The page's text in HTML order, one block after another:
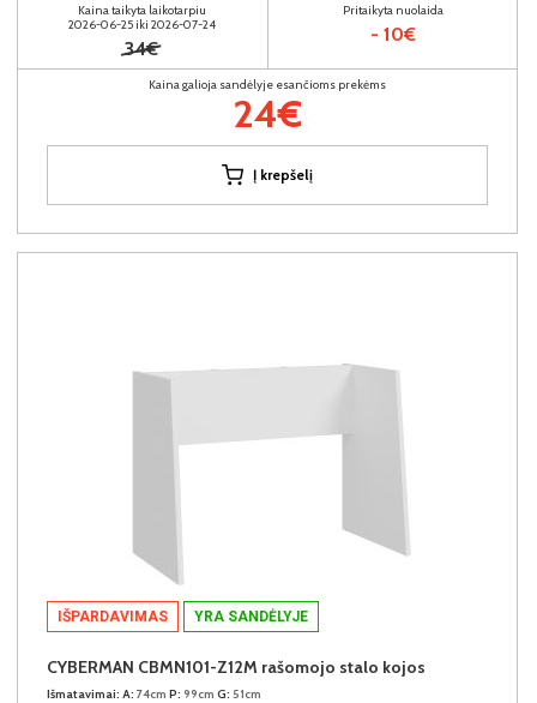
Kaina taikyta laikotarpiu
2026-06-25 iki 2026-07-24
34€
Pritaikyta nuolaida
- 10€
Kaina galioja sandėlyje esančioms prekėms
24€
Į krepšelį
IŠPARDAVIMAS YRA SANDĖLYJE
CYBERMAN CBMN101-Z12M rašomojo stalo kojos
Išmatavimai: A: 74cm P: 99cm G: 51cm